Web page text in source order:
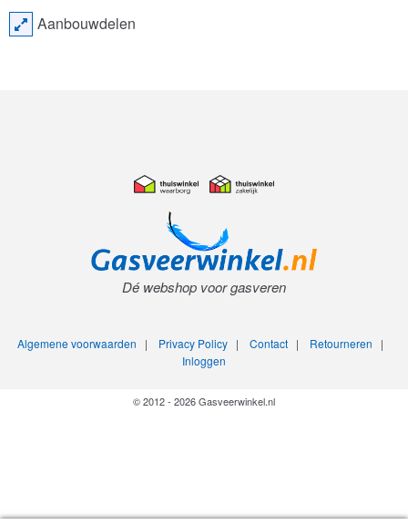
Aanbouwdelen
Dé webshop voor gasveren
Algemene voorwaarden | Privacy Policy| Contact| Retourneren |
Inloggen
© 2012 - 2026 Gasveerwinkel.nl